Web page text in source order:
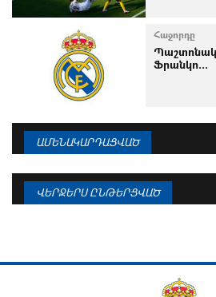
Հաջորդը
Ֆրանկո...
ԱՄԵՆԱԿԱՐԴԱՑՎԱԾ
09.08.2026
09.08.2026
ՎԵՐՋԵՐՍ ԸՆԹԵՐՑՎԱԾ